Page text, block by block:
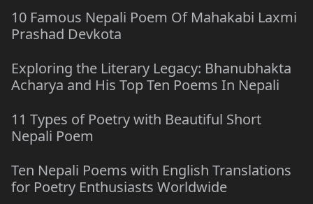
10 Famous Nepali Poem Of Mahakabi Laxmi
Prashad Devkota
Exploring the Literary Legacy: Bhanubhakta
Acharya and His Top Ten Poems In Nepali
11 Types of Poetry with Beautiful Short
Nepali Poem
Ten Nepali Poems with English Translations
for Poetry Enthusiasts Worldwide